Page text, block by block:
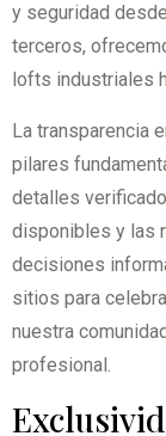
y seguridad
terceros,
lofts industriales
La transparencia
pilares
detalles
disponibles y las
decisiones
sitios para
nuestra
profesional.